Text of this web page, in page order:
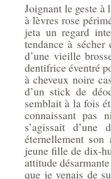
Joignant le geste à
à lèvres rose
jeta un regard
tendance à
d’une vieille
dentifrice éventré
à cheveux noire
d’un stick de
semblait à la fois
connaissant pas
s’agissait
éternellement son
jeune fille de dix-
attitude
que je venais de